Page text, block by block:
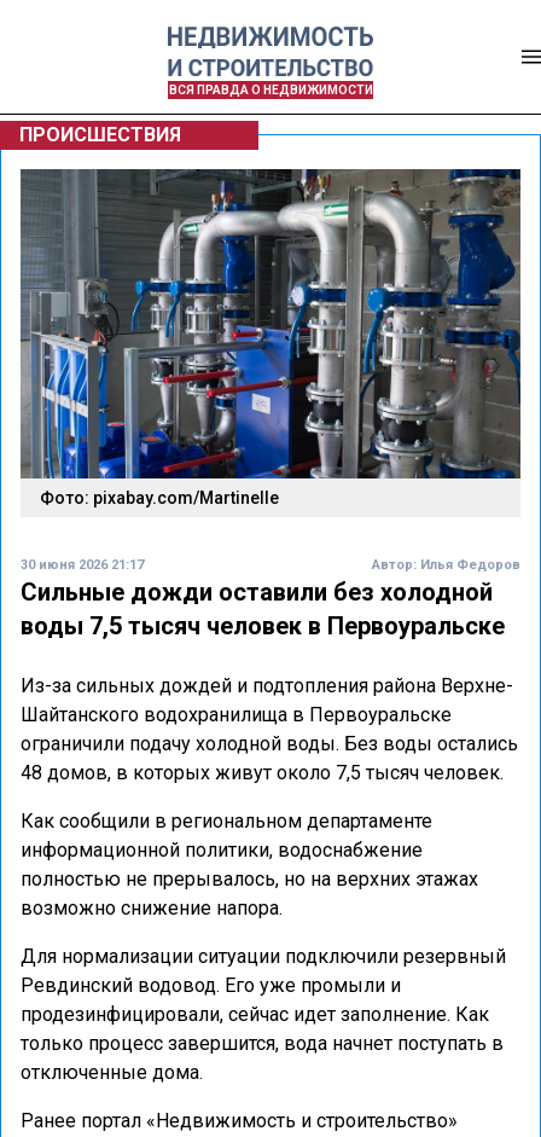
ВСЯ ПРАВДА О НЕДВИЖИМОСТИ
ПРОИСШЕСТВИЯ
Фото: pixabay.com/Martinelle
30 июня 2026 21:17 Автор: Илья Федоров
Сильные дожди оставили без холодной
воды 7,5 тысяч человек в Первоуральске
Из-за сильных дождей и подтопления района Верхне-
Шайтанского водохранилища в Первоуральске
ограничили подачу холодной воды. Без воды остались
48 домов, в которых живут около 7,5 тысяч человек.
Как сообщили в региональном департаменте
информационной политики, водоснабжение
полностью не прерывалось, но на верхних этажах
возможно снижение напора.
Для нормализации ситуации подключили резервный
Ревдинский водовод. Его уже промыли и
продезинфицировали, сейчас идет заполнение. Как
только процесс завершится, вода начнет поступать в
отключенные дома.
Ранее портал «Недвижимость и строительство»